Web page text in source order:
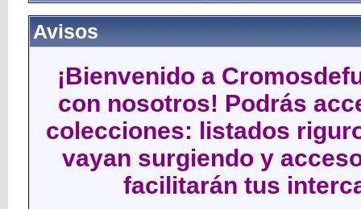
Avisos
¡Bienvenido a
con nosotros! Podrás
colecciones: listados
vayan surgiendo y
facilitarán tus